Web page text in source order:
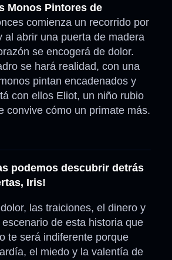
Monos Pintores de
comienza un recorrido por
al abrir una puerta de madera
se encogerá de dolor.
se hará realidad, con una
pintan encadenados y
con ellos Eliot, un niño rubio
convive cómo un primate más.
podemos descubrir detrás
Iris!
las traiciones, el dinero y
de esta historia que
te será indiferente porque
el miedo y la valentía de